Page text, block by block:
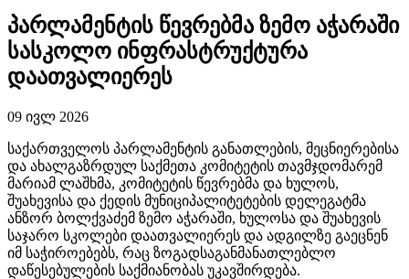
პარლამენტის წევრებმა ზემო აჭარაში
სასკოლო ინფრასტრუქტურა
დაათვალიერეს
09 ივლ 2026
საქართველოს პარლამენტის განათლების, მეცნიერებისა
და ახალგაზრდულ საქმეთა კომიტეტის თავმჯდომარემ
მარიამ ლაშხმა, კომიტეტის წევრებმა და ხულოს,
შუახევისა და ქედის მუნიციპალიტეტების დელეგატმა
ანზორ ბოლქვაძემ ზემო აჭარაში, ხულოსა და შუახევის
საჯარო სკოლები დაათვალიერეს და ადგილზე გაეცნენ
იმ საჭიროებებს, რაც ზოგადსაგანმანათლებლო
დაწესებულების საქმიანობას უკავშირდება.